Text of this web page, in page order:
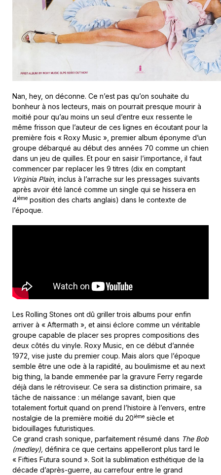
Nan, hey, on déconne. Ce n’est pas qu’on souhaite du
bonheur à nos lecteurs, mais on pourrait presque mourir à
moitié pour qu’au moins un seul d’entre eux ressente le
même frisson que l’auteur de ces lignes en écoutant pour la
première fois « Roxy Music », premier album éponyme d’un
groupe débarqué au début des années 70 comme un chien
dans un jeu de quilles. Et pour en saisir l’importance, il faut
commencer par replacer les 9 titres (dix en comptant
Virginia Plain, inclus à l’arrache sur les pressages suivants
après avoir été lancé comme un single qui se hissera en
4ième position des charts anglais) dans le contexte de
l’époque.
Les Rolling Stones ont dû griller trois albums pour enfin
arriver à « Aftermath », et ainsi éclore comme un véritable
groupe capable de placer ses propres compositions des
deux côtés du vinyle. Roxy Music, en ce début d’année
1972, vise juste du premier coup. Mais alors que l’époque
semble être une ode à la rapidité, au boulimisme et au next
big thing, la bande emmenée par la gravure Ferry regarde
déjà dans le rétroviseur. Ce sera sa distinction primaire, sa
tâche de naissance : un mélange savant, bien que
totalement fortuit quand on prend l’histoire à l’envers, entre
nostalgie de la première moitié du 20ième siècle et
bidouillages futuristiques.
Ce grand crash sonique, parfaitement résumé dans The Bob
(medley), définira ce que certains appelleront plus tard le
« Fifties Futura sound ». Soit la sublimation esthétique de la
décade d’après-guerre, au carrefour entre le grand